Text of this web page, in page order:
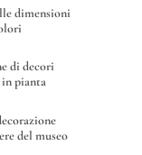
dimensioni
di decori
pianta
del museo